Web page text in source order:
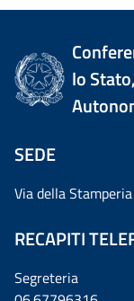
lo
SEDE
Via della
RECAPITI
Segreteria